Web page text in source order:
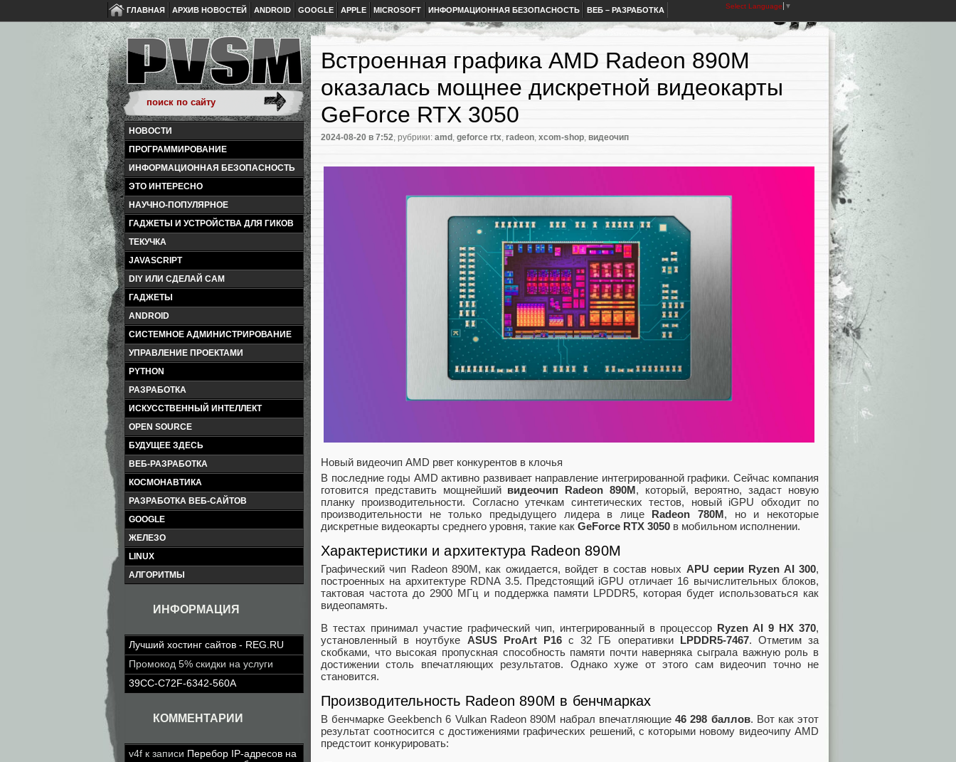
ГЛАВНАЯ АРХИВ НОВОСТЕЙ ANDROID GOOGLE APPLE MICROSOFT ИНФОРМАЦИОННАЯ БЕЗОПАСНОСТЬ ВЕБ – РАЗРАБОТКА Select Language ▼
НОВОСТИ
ПРОГРАММИРОВАНИЕ
ИНФОРМАЦИОННАЯ БЕЗОПАСНОСТЬ
ЭТО ИНТЕРЕСНО
НАУЧНО-ПОПУЛЯРНОЕ
ГАДЖЕТЫ И УСТРОЙСТВА ДЛЯ ГИКОВ
ТЕКУЧКА
JAVASCRIPT
DIY ИЛИ СДЕЛАЙ САМ
ГАДЖЕТЫ
ANDROID
СИСТЕМНОЕ АДМИНИСТРИРОВАНИЕ
УПРАВЛЕНИЕ ПРОЕКТАМИ
PYTHON
РАЗРАБОТКА
ИСКУССТВЕННЫЙ ИНТЕЛЛЕКТ
OPEN SOURCE
БУДУЩЕЕ ЗДЕСЬ
ВЕБ-РАЗРАБОТКА
КОСМОНАВТИКА
РАЗРАБОТКА ВЕБ-САЙТОВ
GOOGLE
ЖЕЛЕЗО
LINUX
АЛГОРИТМЫ
ИНФОРМАЦИЯ
Лучший хостинг сайтов - REG.RU
Промокод 5% скидки на услуги
39CC-C72F-6342-560A
КОММЕНТАРИИ
v4f к записи Перебор IP-адресов на
Встроенная графика AMD Radeon 890M
оказалась мощнее дискретной видеокарты
GeForce RTX 3050
2024-08-20 в 7:52, рубрики: amd , geforce rtx, radeon, xcom-shop, видеочип
Новый видеочип AMD рвет конкурентов в клочья
В последние годы AMD активно развивает направление интегрированной графики. Сейчас компания
готовится представить мощнейший видеочип Radeon 890M, который, вероятно, задаст новую
планку производительности. Согласно утечкам синтетических тестов, новый iGPU обходит по
производительности не только предыдущего лидера в лице Radeon 780M, но и некоторые
дискретные видеокарты среднего уровня, такие как GeForce RTX 3050 в мобильном исполнении.
Характеристики и архитектура Radeon 890M
Графический чип Radeon 890M, как ожидается, войдет в состав новых APU серии Ryzen AI 300,
построенных на архитектуре RDNA 3.5. Предстоящий iGPU отличает 16 вычислительных блоков,
тактовая частота до 2900 МГц и поддержка памяти LPDDR5, которая будет использоваться как
видеопамять.
В тестах принимал участие графический чип, интегрированный в процессор Ryzen AI 9 HX 370,
установленный в ноутбуке ASUS ProArt P16с 32 ГБ оперативки LPDDR5-7467. Отметим за
скобками, что высокая пропускная способность памяти почти наверняка сыграла важную роль в
достижении столь впечатляющих результатов. Однако хуже от этого сам видеочип точно не
становится.
Производительность Radeon 890M в бенчмарках
В бенчмарке Geekbench 6 Vulkan Radeon 890M набрал впечатляющие46 298 баллов. Вот как этот
результат соотносится с достижениями графических решений, с которыми новому видеочипу AMD
предстоит конкурировать: